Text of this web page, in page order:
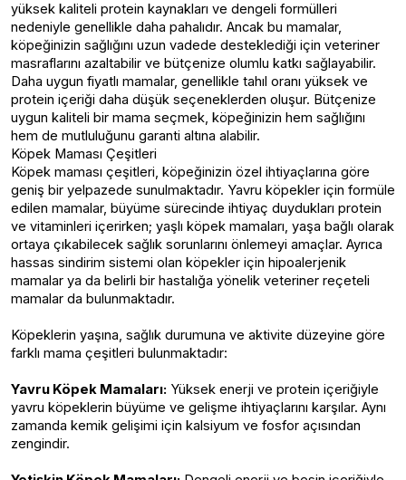
yüksek kaliteli protein kaynakları ve dengeli formülleri
nedeniyle genellikle daha pahalıdır. Ancak bu mamalar,
köpeğinizin sağlığını uzun vadede desteklediği için veteriner
masraflarını azaltabilir ve bütçenize olumlu katkı sağlayabilir.
Daha uygun fiyatlı mamalar, genellikle tahıl oranı yüksek ve
protein içeriği daha düşük seçeneklerden oluşur. Bütçenize
uygun kaliteli bir mama seçmek, köpeğinizin hem sağlığını
hem de mutluluğunu garanti altına alabilir.
Köpek Maması Çeşitleri
Köpek maması çeşitleri, köpeğinizin özel ihtiyaçlarına göre
geniş bir yelpazede sunulmaktadır. Yavru köpekler için formüle
edilen mamalar, büyüme sürecinde ihtiyaç duydukları protein
ve vitaminleri içerirken; yaşlı köpek mamaları, yaşa bağlı olarak
ortaya çıkabilecek sağlık sorunlarını önlemeyi amaçlar. Ayrıca
hassas sindirim sistemi olan köpekler için hipoalerjenik
mamalar ya da belirli bir hastalığa yönelik veteriner reçeteli
mamalar da bulunmaktadır.
Köpeklerin yaşına, sağlık durumuna ve aktivite düzeyine göre
farklı mama çeşitleri bulunmaktadır:
Yavru Köpek Mamaları: Yüksek enerji ve protein içeriğiyle
yavru köpeklerin büyüme ve gelişme ihtiyaçlarını karşılar. Aynı
zamanda kemik gelişimi için kalsiyum ve fosfor açısından
zengindir.